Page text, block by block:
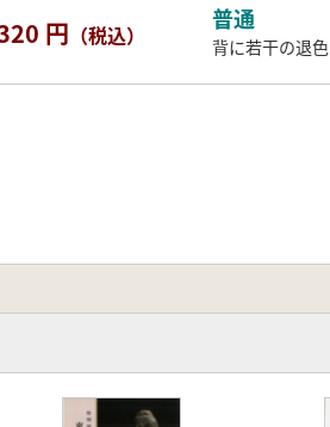
円 （税込）
普通
背に若干の退